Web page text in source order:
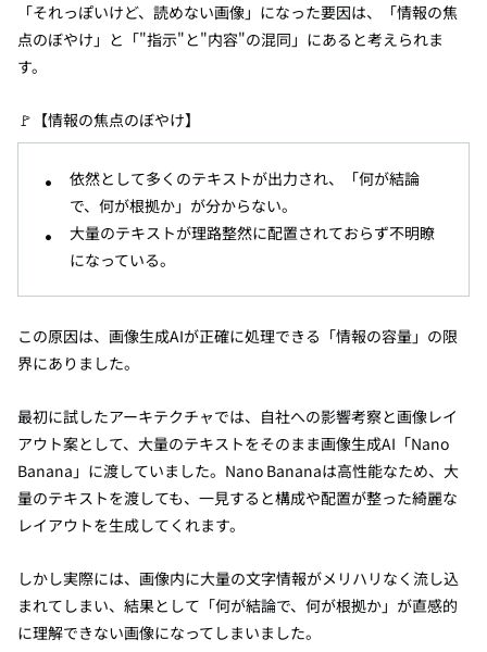
「それっぽいけど、読めない画像」になった要因は、「情報の焦
点のぼやけ」と「"指示"と"内容"の混同」にあると考えられま
す。
🚩【情報の焦点のぼやけ】
依然として多くのテキストが出力され、「何が結論
で、何が根拠か」が分からない。
大量のテキストが理路整然に配置されておらず不明瞭
になっている。
この原因は、画像生成AIが正確に処理できる「情報の容量」の限
界にありました。
最初に試したアーキテクチャでは、自社への影響考察と画像レイ
アウト案として、大量のテキストをそのまま画像生成AI「Nano
Banana」に渡していました。Nano Bananaは高性能なため、大
量のテキストを渡しても、一見すると構成や配置が整った綺麗な
レイアウトを生成してくれます。
しかし実際には、画像内に大量の文字情報がメリハリなく流し込
まれてしまい、結果として「何が結論で、何が根拠か」が直感的
に理解できない画像になってしまいました。